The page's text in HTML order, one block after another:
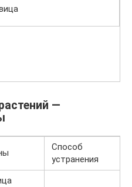
—
Способ
устранения